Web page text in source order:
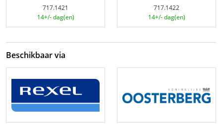
717.1421
14+/- dag(en)
717.1422
14+/- dag(en)
Beschikbaar via